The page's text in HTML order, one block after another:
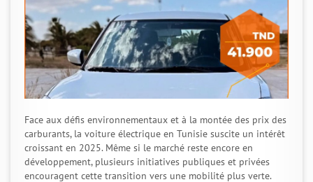
Face aux défis environnementaux et à la montée des prix des
carburants, la voiture électrique en Tunisie suscite un intérêt
croissant en 2025. Même si le marché reste encore en
développement, plusieurs initiatives publiques et privées
encouragent cette transition vers une mobilité plus verte.